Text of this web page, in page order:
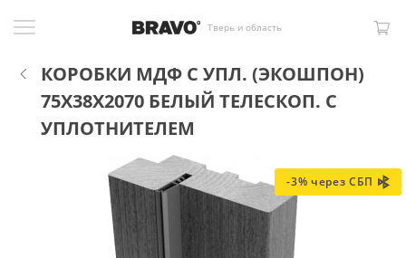
Тверь и область
КОРОБКИ МДФ С УПЛ. (ЭКОШПОН)
75X38X2070 БЕЛЫЙ ТЕЛЕСКОП. С
УПЛОТНИТЕЛЕМ
-3% через СБП